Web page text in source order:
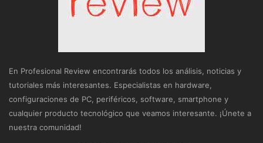
En Profesional Review encontrarás todos los análisis, noticias y
tutoriales más interesantes. Especialistas en hardware,
configuraciones de PC, periféricos, software, smartphone y
cualquier producto tecnológico que veamos interesante. ¡Únete a
nuestra comunidad!